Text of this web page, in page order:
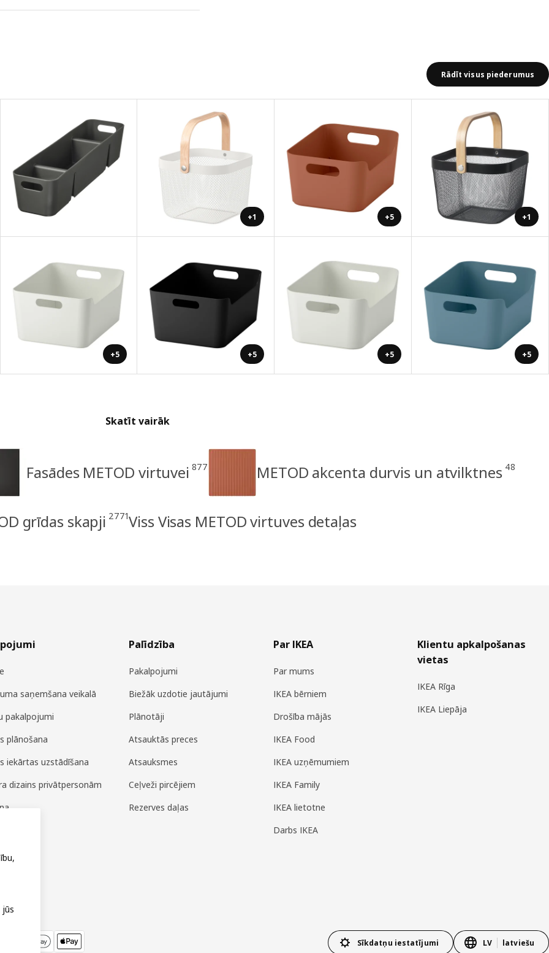
Rādīt visus piederumus
+1 +5 +1
+5 +5 +5 +5
Skatīt vairāk
Fasādes METOD virtuvei 877 METOD akcenta durvis un atvilktnes 48
grīdas skapji 2771Viss Visas METOD virtuves detaļas
saņemšana veikalā
pakalpojumi
plānošana
iekārtas uzstādīšana
dizains privātpersonām
Palīdzība
Pakalpojumi
Biežāk uzdotie jautājumi
Plānotāji
Atsauktās preces
Atsauksmes
Ceļveži pircējiem
Rezerves daļas
Par IKEA
Par mums
IKEA bērniem
Drošība mājās
IKEA Food
IKEA uzņēmumiem
IKEA Family
IKEA lietotne
Darbs IKEA
Klientu apkalpošanas
vietas
IKEA Rīga
IKEA Liepāja
Sīkdatņu iestatījumi LV latviešu